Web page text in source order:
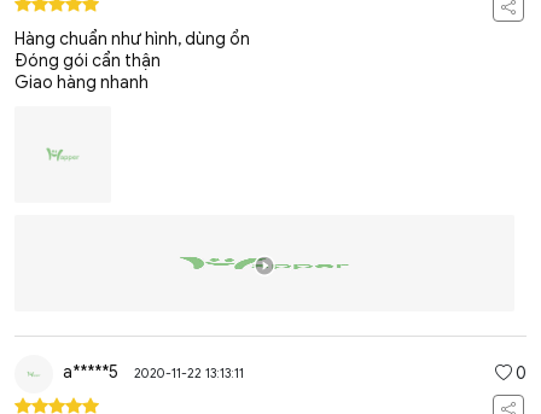
Hàng chuẩn như hình, dùng ổn
Đóng gói cẩn thận
Giao hàng nhanh
a*****5 2020-11-22 13:13:11 0